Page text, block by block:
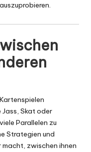
Skatoder
Parallelen zu
Strategien und
macht, zwischen ihnen